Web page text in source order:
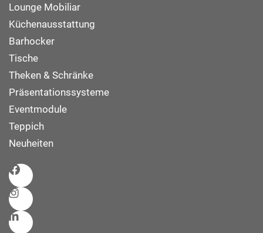
Lounge Mobiliar
Küchenausstattung
Barhocker
Tische
Theken & Schränke
Präsentationssysteme
Eventmodule
Teppich
Neuheiten